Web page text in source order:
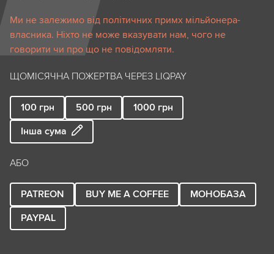
Ми не залежимо від політичних примх мільйонера-
власника. Ніхто не може вказувати нам, чого не
говорити чи про що не повідомляти.
ЩОМІСЯЧНА ПОЖЕРТВА ЧЕРЕЗ LIQPAY
100 грн 500 грн 1000 грн
Інша сума
АБО
PATREON BUY ME A COFFEE
МОНОБАЗА
PAYPAL